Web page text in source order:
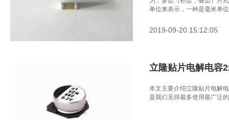
单位来表示，一种是毫米单
2019-09-20 15:12:05
立隆贴片电解电容
本文主要介绍立隆贴片电解
是我们见得最多使用最广泛